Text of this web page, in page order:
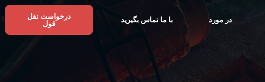
در مورد با ما تماس بگیرید
درخواست نقل
قول